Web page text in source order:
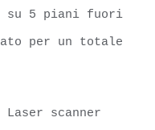
5 piani fuori
per un totale
Laser scanner